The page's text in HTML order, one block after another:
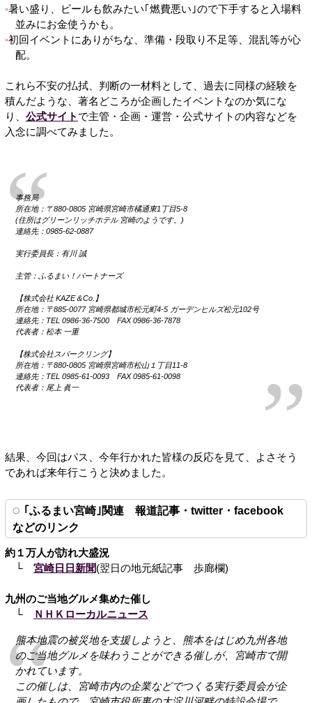
暑い盛り、ビールも飲みたい｢燃費悪い｣ので下手すると入場料
並みにお金使うかも。
初回イベントにありがちな、準備・段取り不足等、混乱等が心
配。
これら不安の払拭、判断の一材料として、過去に同様の経験を
積んだような、著名どころが企画したイベントなのか気にな
り、 公式サイト で主管・企画・運営・公式サイトの内容などを
入念に調べてみました。
事務局
所在地：〒880-0805 宮崎県宮崎市橘通東1丁目5-8
(住所はグリーンリッチホテル 宮崎のようです。)
連絡先：0985-62-0887
実行委員長：有川 誠
主管：ふるまい！パートナーズ
【株式会社 KAZE＆Co.】
所在地：〒885-0077 宮崎県都城市松元町4-5 ガーデンヒルズ松元102号
連絡先：TEL 0986-36-7500 FAX 0986-36-7878
代表者：松本 一重
【株式会社スパークリング】
所在地：〒880-0805 宮崎県宮崎市松山１丁目11-8
連絡先：TEL 0985-61-0093 FAX 0985-61-0098
代表者：尾上 眞一
結果、今回はパス、今年行かれた皆様の反応を見て、よさそう
であれば来年行こうと決めました。
｢ふるまい宮崎｣関連 報道記事・twitter・facebook
などのリンク
約１万人が訪れ大盛況
└ 宮崎日日新聞(翌日の地元紙記事 歩廊欄)
九州のご当地グルメ集めた催し
└
ＮＨＫローカルニュース
熊本地震の被災地を支援しようと、熊本をはじめ九州各地
のご当地グルメを味わうことができる催しが、宮崎市で開
かれています。
この催しは、宮崎市内の企業などでつくる実行委員会が企